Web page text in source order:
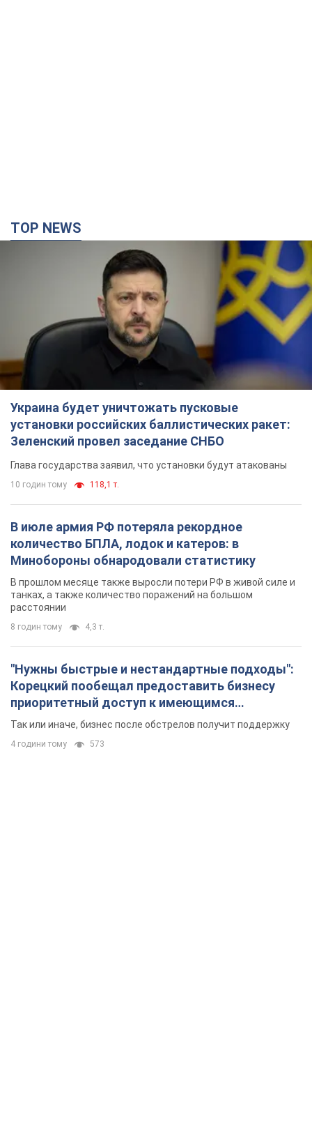
TOP NEWS
Украина будет уничтожать пусковые
установки российских баллистических ракет:
Зеленский провел заседание СНБО
Глава государства заявил, что установки будут атакованы
10 годин тому 118,1 т.
В июле армия РФ потеряла рекордное
количество БПЛА, лодок и катеров: в
Минобороны обнародовали статистику
В прошлом месяце также выросли потери РФ в живой силе и
танках, а также количество поражений на большом
расстоянии
8 годин тому 4,3 т.
"Нужны быстрые и нестандартные подходы":
Корецкий пообещал предоставить бизнесу
приоритетный доступ к имеющимся
складским помещениям
Так или иначе, бизнес после обстрелов получит поддержку
4 години тому 573